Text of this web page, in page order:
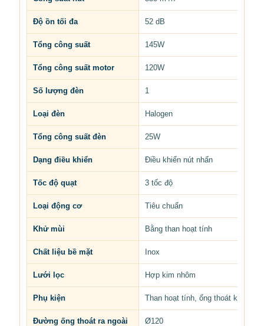
Độ ồn tối đa 52 dB
Tổng công suất 145W
Tổng công suất motor 120W
Số lượng đèn 1
Loại đèn Halogen
Tổng công suất đèn 25W
Dạng điều khiển Điều khiển nút nhấn
Tốc độ quạt 3 tốc độ
Loại động cơ Tiêu chuẩn
Khử mùi Bằng than hoạt tính
Chất liệu bề mặt Inox
Lưới lọc Hợp kim nhôm
Phụ kiện Than hoạt tính, ống thoát khói
Đường ống thoát ra ngoài Ø120